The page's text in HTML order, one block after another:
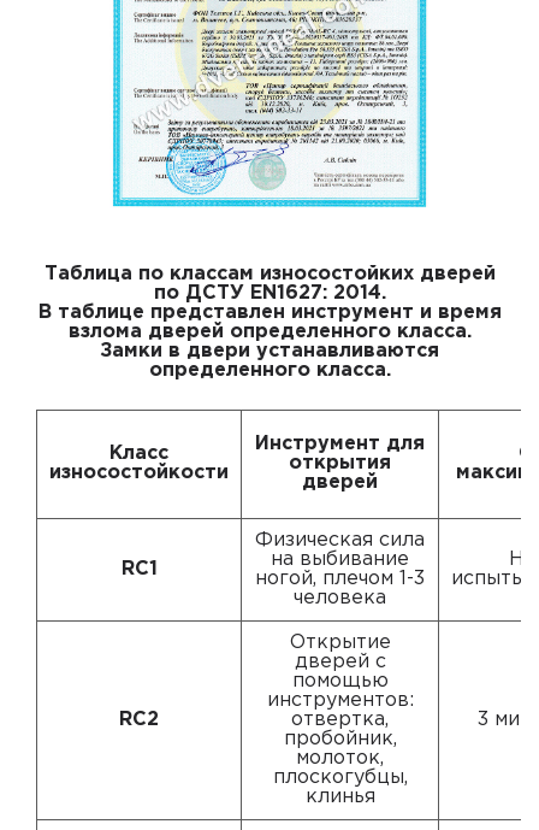
Таблица по классам износостойких дверей
по ДСТУ EN1627: 2014.
В таблице представлен инструмент и время
взлома дверей определенного класса.
Замки в двери устанавливаются
определенного класса.
Класс
износостойкости
Инструмент для
открытия
дверей
RC1
Физическая сила
на выбивание
ногой, плечом 1-3
человека
Не
RC2
Открытие
дверей с
помощью
инструментов:
отвертка,
пробойник,
молоток,
плоскогубцы,
клинья
3